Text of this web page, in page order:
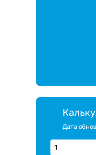
Дата